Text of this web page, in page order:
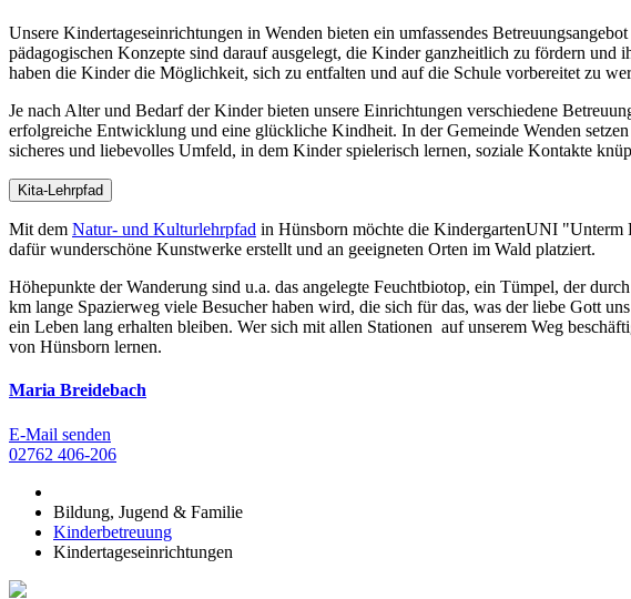
Unsere Kindertageseinrichtungen in Wenden bieten ein umfassendes
pädagogischen Konzepte sind darauf ausgelegt, die Kinder ganzheitlich zu fördern
haben die Kinder die Möglichkeit, sich zu entfalten und auf die Schule vorbereitet zu
Je nach Alter und Bedarf der Kinder bieten unsere Einrichtungen verschiedene
erfolgreiche Entwicklung und eine glückliche Kindheit. In der Gemeinde Wenden
sicheres und liebevolles Umfeld, in dem Kinder spielerisch lernen, soziale Kontakte
Kita-Lehrpfad
Mit dem Natur- und Kulturlehrpfad in Hünsborn möchte die KindergartenUNI "Unterm
dafür wunderschöne Kunstwerke erstellt und an geeigneten Orten im Wald platziert.
Höhepunkte der Wanderung sind u.a. das angelegte Feuchtbiotop, ein Tümpel, der
km lange Spazierweg viele Besucher haben wird, die sich für das, was der liebe Gott
ein Leben lang erhalten bleiben. Wer sich mit allen Stationen auf unserem Weg
von Hünsborn lernen.
Maria Breidebach
E-Mail senden
02762 406-206
Bildung, Jugend & Familie
Kinderbetreuung
Kindertageseinrichtungen